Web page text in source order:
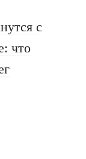
с
что